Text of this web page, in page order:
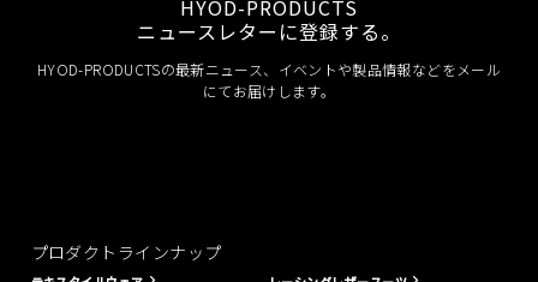
HYOD-PRODUCTS
ニュースレターに登録する。
HYOD-PRODUCTSの最新ニュース、イベントや製品情報などをメール
にてお届けします。
プロダクトラインナップ